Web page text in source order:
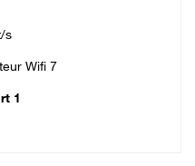
s
Wifi 7
1